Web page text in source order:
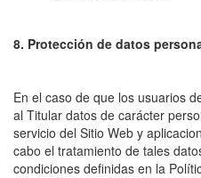
8. Protección de datos
En el caso de que los usuarios
al Titular datos de carácter
servicio del Sitio Web y
cabo el tratamiento de tales
condiciones definidas en la